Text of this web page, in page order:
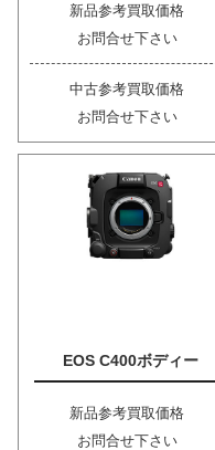
新品参考買取価格
お問合せ下さい
中古参考買取価格
お問合せ下さい
EOS C400ボディー
新品参考買取価格
お問合せ下さい